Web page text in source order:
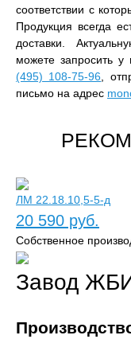
соответствии с
Продукция всегда
доставки.
можете запросить
(495) 108-75-96 ,
письмо на адрес
ЛМ 22.18.10,5-5-д
20 590 руб.
Собственное
Завод